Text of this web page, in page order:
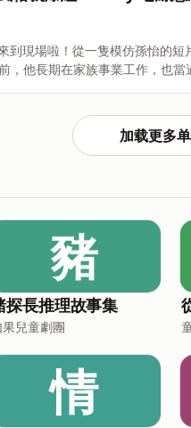
先培養這個能力 施淑芳
對廣告業工作有興趣，都歡迎留言、私訊告訴郝慧
到現場啦！從一隻模仿孫怡的
，他長期在家族事業工作，也
？ ・讓短影音好看的關鍵不是靈感，而
加载更多
豬
探長推理故事集
兒童劇團
情